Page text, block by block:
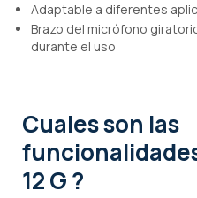
Adaptable a diferentes
Brazo del micrófono
durante el uso
Cuales son las
12 G ?